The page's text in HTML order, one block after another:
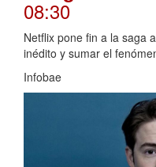
08:30
Netflix pone fin a la saga
inédito y sumar el
Infobae